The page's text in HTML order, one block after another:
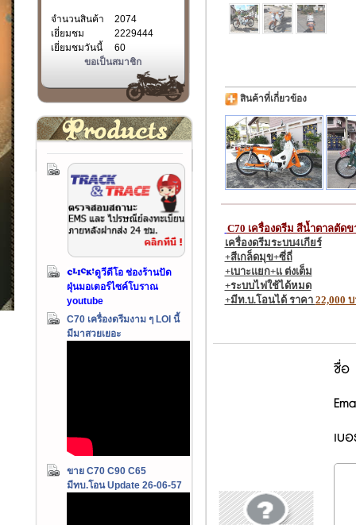
จำนวนสินค้า
2074
เยี่ยมชม
2229444
เยี่ยมชมวันนี้
60
ขอเป็นสมาชิก
ดูวีดีโอ ช่องร้านปัด
ฝุ่นมอเตอร์ไซค์โบราณ
youtube
C70 เครื่องดรีมงาม ๆ LOI นี้
มีมาสวยเยอะ
ขาย C70 C90 C65
มีทบ.โอน Update 26-06-57
สินค้าที่เกี่ยวข้อง
C70 เครื่องดรีม สีน้ำตาลตัด
เครื่องดรีมระบบ4เกียร์
+สีเกล็ดมุข+ซี่ถี่
+เบาะแยก+แ ต่งเต็ม
+ระบบไฟใช้ได้หมด
+มีท.บ.โอนได้ ราคา 22,000
ชื่อ
เบ